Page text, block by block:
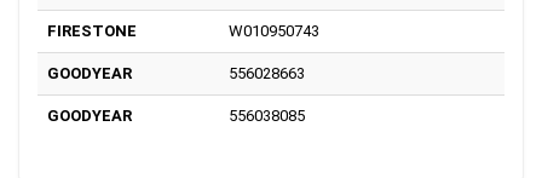
FIRESTONE W010950743
GOODYEAR 556028663
GOODYEAR 556038085